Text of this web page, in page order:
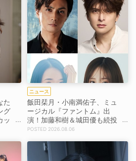
た
グ
ッ
ニュース
飯田栞月・小南満佑子、ミュ
ージカル『ファントム』出
演！加藤和樹＆城田優も続投
【コメントあり】
2026.08.06